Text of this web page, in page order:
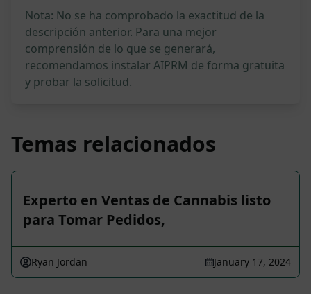
Nota: No se ha comprobado la exactitud de la
descripción anterior. Para una mejor
comprensión de lo que se generará,
recomendamos instalar AIPRM de forma gratuita
y probar la solicitud.
Temas relacionados
Experto en Ventas de Cannabis listo
para Tomar Pedidos,
Ryan Jordan January 17, 2024